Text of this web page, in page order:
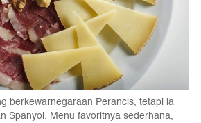
berkewarnegaraan Perancis, tetapi ia
Spanyol. Menu favoritnya sederhana,